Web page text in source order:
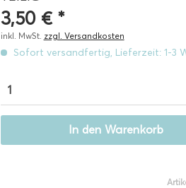
3,50 € *
inkl. MwSt. zzgl. Versandkosten
Sofort versandfertig, Lieferzeit: 1-3
In den Warenkorb